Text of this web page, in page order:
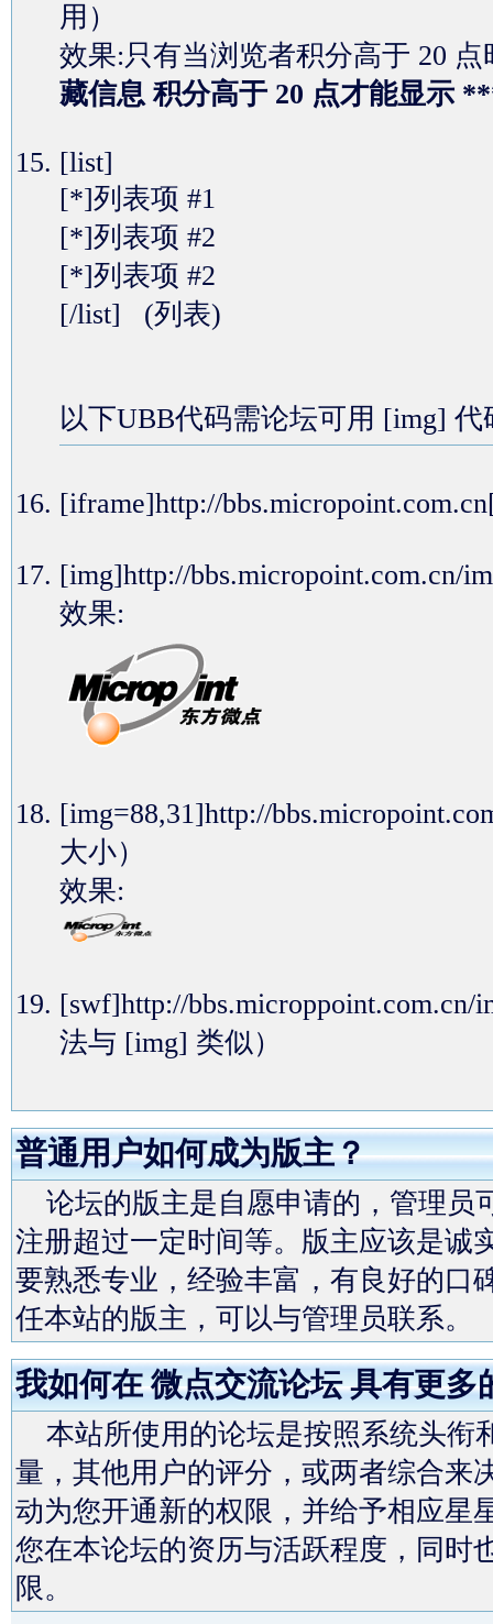
用）
效果:只有当浏览者积分高于 20
藏信息 积分高于 20 点才能显示
[list]
[*]列表项 #1
[*]列表项 #2
[*]列表项 #2
[/list] (列表)
以下UBB代码需论坛可用 [img] 代
[iframe]http://
[img]http://
效果:
[img=88,31]http://
大小）
效果:
[swf]http://
法与 [img] 类似）
普通用户如何成为版主？
论坛的版主是自愿申请的，管理员
注册超过一定时间等。版主应该是诚
要熟悉专业，经验丰富，有良好的口
任本站的版主，可以与管理员联系。
我如何在 微点交流论坛 具有更多
本站所使用的论坛是按照系统头衔
量，其他用户的评分，或两者综合来
动为您开通新的权限，并给予相应星
您在本论坛的资历与活跃程度，同时
限。